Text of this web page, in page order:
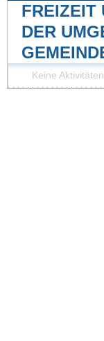
FREIZEIT
DER
Keine